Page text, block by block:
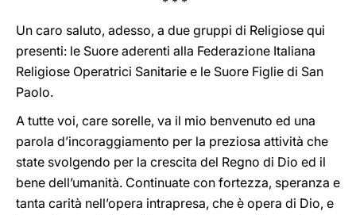
Un caro saluto, adesso, a due gruppi di Religiose qui
presenti: le Suore aderenti alla Federazione Italiana
Religiose Operatrici Sanitarie e le Suore Figlie di San
Paolo.
A tutte voi, care sorelle, va il mio benvenuto ed una
parola d’incoraggiamento per la preziosa attività che
state svolgendo per la crescita del Regno di Dio ed il
bene dell’umanità. Continuate con fortezza, speranza e
tanta carità nell’opera intrapresa, che è opera di Dio, e